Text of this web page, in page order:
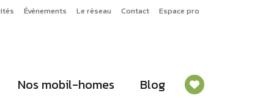
Événements Le réseau Contact Espace pro
Nos mobil-homes Blog